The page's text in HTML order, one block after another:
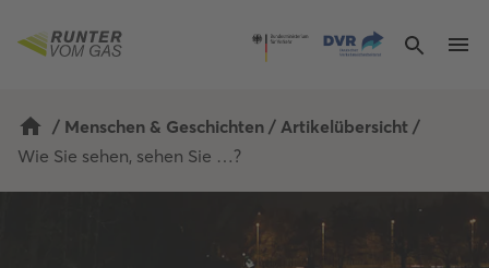
/ Menschen & Geschichten / Artikelübersicht /
Wie Sie sehen, sehen Sie …?